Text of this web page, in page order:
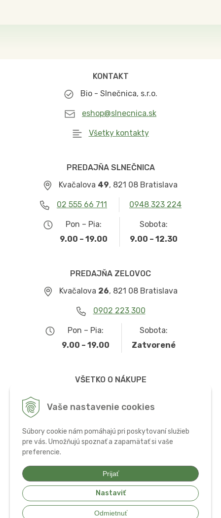
Vaše nastavenie cookies
Súbory cookie nám pomáhajú pri poskytovaní služieb
pre vás. Umožňujú spoznať a zapamätať si vaše
preferencie.
Prijať
Nastaviť
Odmietnuť
KONTAKT
Bio - Slnečnica, s.r.o.
eshop@slnecnica.sk
Všetky kontakty
PREDAJŇA SLNEČNICA
Kvačalova 49, 821 08 Bratislava
02 555 66 711 0948 323 224
Pon – Pia:
9.00 – 19.00
Sobota:
9.00 – 12.30
PREDAJŇA ZELOVOC
Kvačalova 26, 821 08 Bratislava
0902 223 300
Pon – Pia:
9.00 – 19.00
Sobota:
Zatvorené
VŠETKO O NÁKUPE
Ochrana osobných údajov
© 2026 Bio potraviny, zdravá výživa a doplnky • tvorba eshopu cez